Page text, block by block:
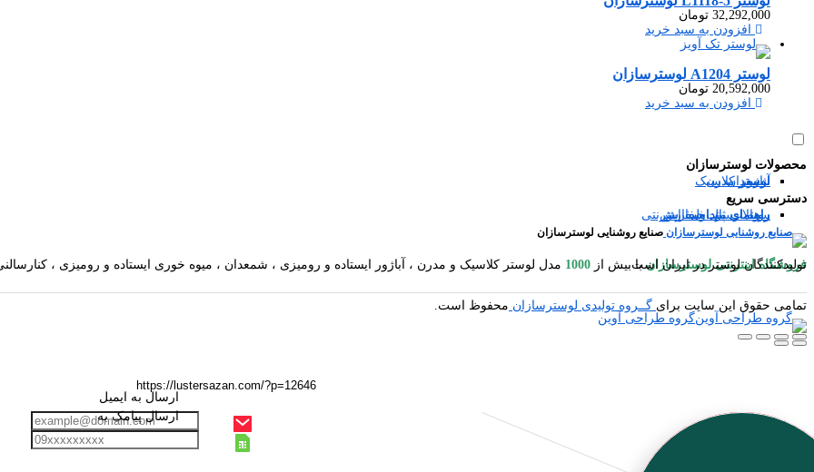
32,292,000 تومان
افزودن به سبد خرید
لوستر A1204 لوسترسازان
20,592,000 تومان
افزودن به سبد خرید
محصولات لوسترسازان
لوستر کلاسیک
لوستر مدرن
آباژور
شمعدان
دسترسی سریع
راهنمای ثبت سفارش
رویه ارسال سفارش
راهنمای پرداخت اینترنتی
سوالات متداول
صنایع روشنایی لوسترسازان
فروشگاه اینترنتی لوسترسازانبا بیش از 1000 مدل لوستر کلاسیک و مدرن ، آباژور ایستاده و رومیزی ، شمعدان ، میوه خوری ایستاده و رومیزی ، کنارسالنی ایستاده ، دیوارکوب ، گردسوز و محصولات چوبی یکی از بزرگترین تولیدکنندگان لوستر در ایران است.
تمامی حقوق این سایت برای گــروه تولیدی لوسترسازان محفوظ است.
گروه طراحی آوین
ارسال به ایمیل
ارسال پیامک به